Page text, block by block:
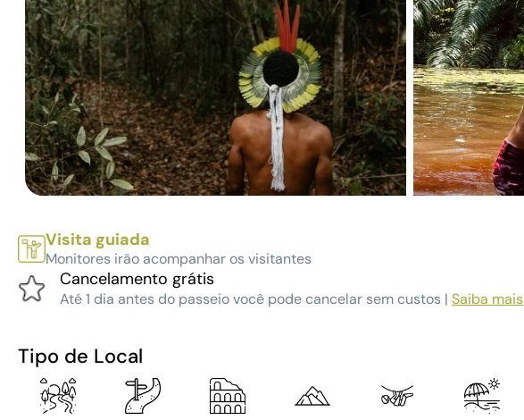
Visita guiada
Monitores irão acompanhar os visitantes
Cancelamento grátis
Até 1 dia antes do passeio você pode cancelar sem custos | Saiba mais
Tipo de Local